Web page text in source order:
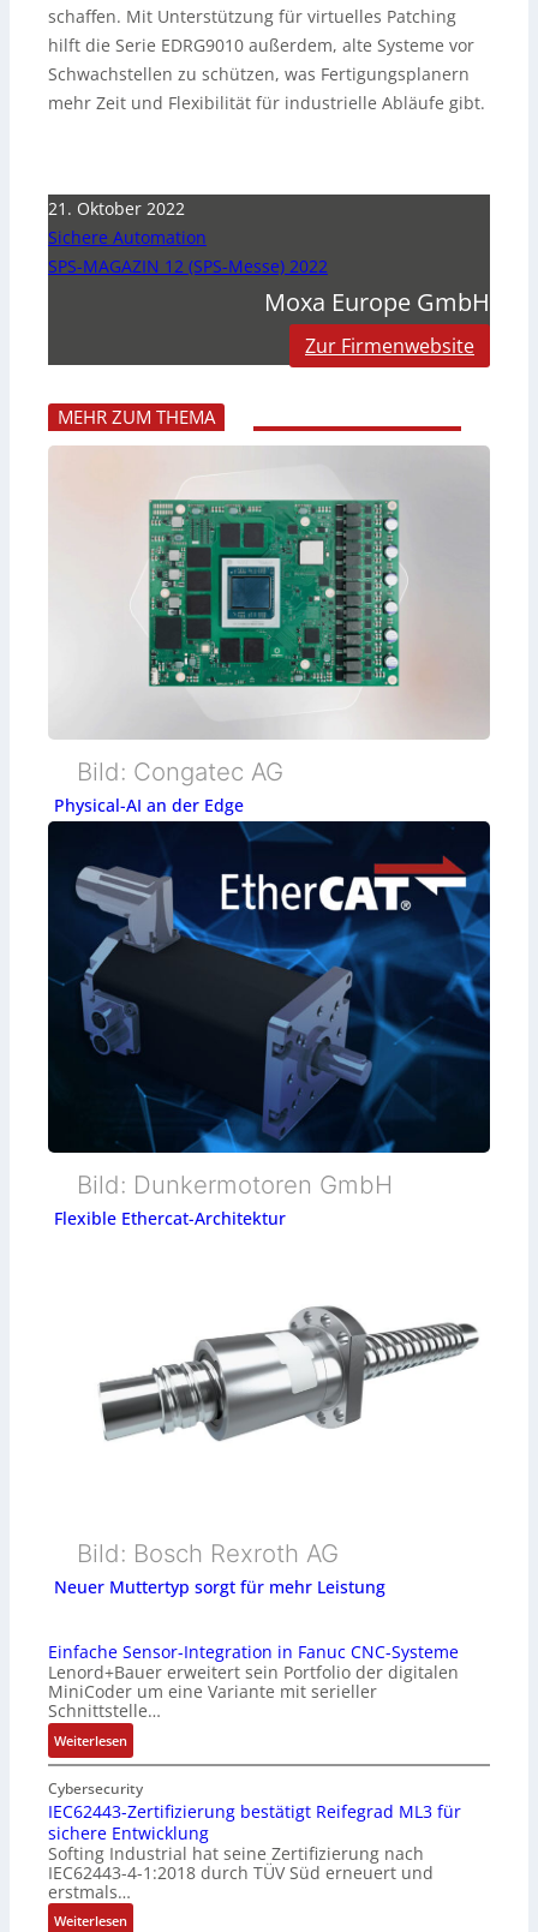
schaffen. Mit Unterstützung für virtuelles Patching
hilft die Serie EDRG9010 außerdem, alte Systeme vor
Schwachstellen zu schützen, was Fertigungsplanern
mehr Zeit und Flexibilität für industrielle Abläufe gibt.
21. Oktober 2022
Sichere Automation
SPS-MAGAZIN 12 (SPS-Messe) 2022
Moxa Europe GmbH
Zur Firmenwebsite
MEHR ZUM THEMA
Bild: Congatec AG
Physical-AI an der Edge
Bild: Dunkermotoren GmbH
Flexible Ethercat-Architektur
Bild: Bosch Rexroth AG
Neuer Muttertyp sorgt für mehr Leistung
Einfache Sensor-Integration in Fanuc CNC-Systeme
Lenord+Bauer erweitert sein Portfolio der digitalen
MiniCoder um eine Variante mit serieller
Schnittstelle…
Weiterlesen:
E
i
n
f
a
c
h
e
Cybersecurity
IEC62443-Zertifizierung bestätigt Reifegrad ML3 für
sichere Entwicklung
Softing Industrial hat seine Zertifizierung nach
IEC62443-4-1:2018 durch TÜV Süd erneuert und
erstmals…
Weiterlesen: